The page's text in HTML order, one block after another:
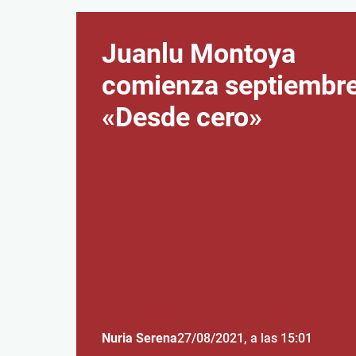
Juanlu Montoya
comienza
«Desde cero»
Nuria Serena27/08/2021 , a las 15:01